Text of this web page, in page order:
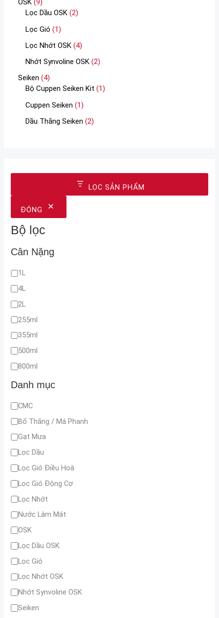
OSK 9
Lọc Dầu OSK 2
Lọc Gió
1
Lọc Nhớt OSK 4
Nhớt Synvoline OSK 2
Seiken
4
Bộ Cuppen Seiken Kit
1
Cuppen Seiken
1
Dầu Thắng Seiken 2
LỌC SẢN PHẨM
ĐÓNG
Bộ lọc
Cân Nặng
1L
4L
2L
255ml
355ml
500ml
800ml
Danh mục
CMC
Bố Thắng / Má Phanh
Gạt Mưa
Lọc Dầu
Lọc Gió Điều Hoà
Lọc Gió Động Cơ
Lọc Nhớt
Nước Làm Mát
OSK
Lọc Dầu OSK
Lọc Gió
Lọc Nhớt OSK
Nhớt Synvoline OSK
Seiken